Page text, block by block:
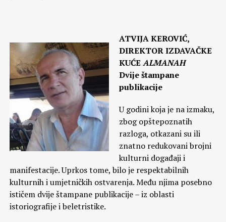
ATVIJA KEROVIĆ,
DIREKTOR IZDAVAČKE
KUĆE ALMANAH
Dvije štampane
publikacije
U godini koja je na izmaku,
zbog opštepoznatih
razloga, otkazani su ili
znatno redukovani brojni
kulturni događaji i
manifestacije. Uprkos tome, bilo je respektabilnih
kulturnih i umjetničkih ostvarenja. Među njima posebno
ističem dvije štampane publikacije – iz oblasti
istoriografije i beletristike.